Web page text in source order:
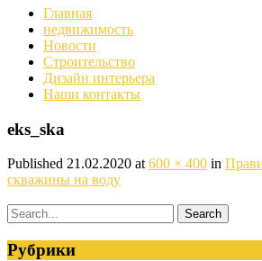
Главная
недвижимость
Новости
Строительство
Дизайн интерьера
Наши контакты
eks_ska
Published 21.02.2020 at 600 × 400 in
скважины на воду
Рубрики